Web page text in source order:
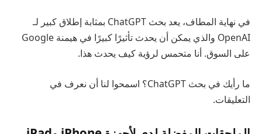
في نهاية المطاف، يعد بحث ChatGPT بمثابة إطلاق كبير لـ
OpenAI والذي يمكن أن يحدث تأثيرًا كبيرًا في هيمنة Google
على السوق. أنا متحمس لرؤية كيف يحدث هذا.
ما رأيك في بحث ChatGPT؟ اسمحوا لنا أن نعرف في
التعليقات.